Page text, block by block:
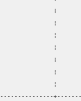
¦
¦
¦
¦
¦
¦
¦